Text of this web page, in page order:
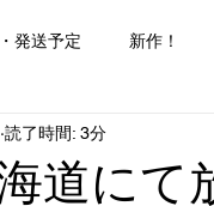
発送予定 新作！
LINEはじめました！
道にて
読了時間: 3分